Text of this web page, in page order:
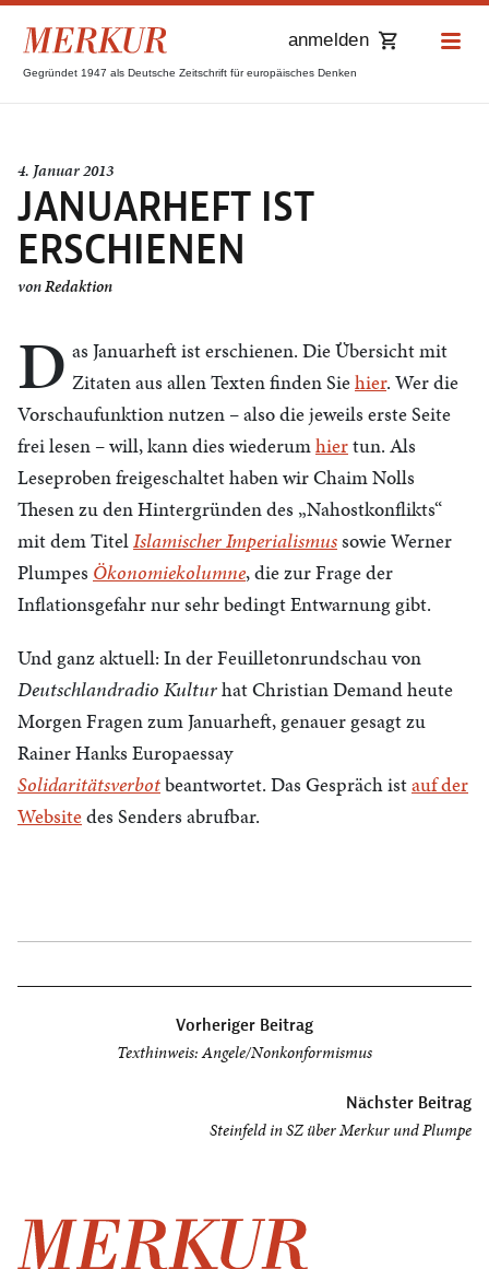
Gegründet 1947 als Deutsche Zeitschrift für europäisches Denken
anmelden
4. Januar 2013
JANUARHEFT IST
ERSCHIENEN
vonRedaktion
D as Januarheft ist erschienen. Die Übersicht mit
Zitaten aus allen Texten finden Siehier. Wer die
Vorschaufunktion nutzen – also die jeweils erste Seite
frei lesen – will, kann dies wiederumhiertun. Als
Leseproben freigeschaltet haben wir Chaim Nolls
Thesen zu den Hintergründen des „Nahostkonflikts“
mit dem TitelIslamischer Imperialismussowie Werner
Plumpes Ökonomiekolumne, die zur Frage der
Inflationsgefahr nur sehr bedingt Entwarnung gibt.
Und ganz aktuell: In der Feuilletonrundschau von
Deutschlandradio Kulturhat Christian Demand heute
Morgen Fragen zum Januarheft, genauer gesagt zu
Rainer Hanks Europaessay
Solidaritätsverbotbeantwortet. Das Gespräch istauf der
Websitedes Senders abrufbar.
Vorheriger Beitrag
Texthinweis: Angele/Nonkonformismus
Nächster Beitrag
Steinfeld in SZ über Merkur und Plumpe